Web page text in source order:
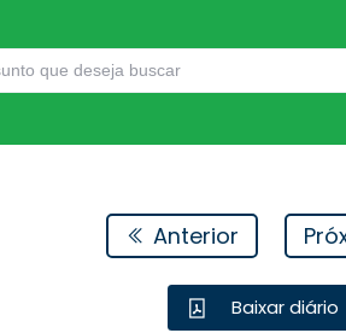
Anterior
Baixar diário